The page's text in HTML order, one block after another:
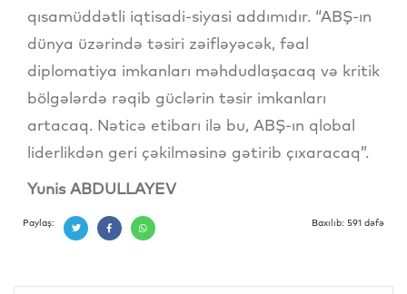
qısamüddətli iqtisadi-siyasi addımıdır. “ABŞ-ın
dünya üzərində təsiri zəifləyəcək, fəal
diplomatiya imkanları məhdudlaşacaq və kritik
bölgələrdə rəqib güclərin təsir imkanları
artacaq. Nəticə etibarı ilə bu, ABŞ-ın qlobal
liderlikdən geri çəkilməsinə gətirib çıxaracaq”.
Yunis ABDULLAYEV
Paylaş: Baxılıb: 591 dəfə